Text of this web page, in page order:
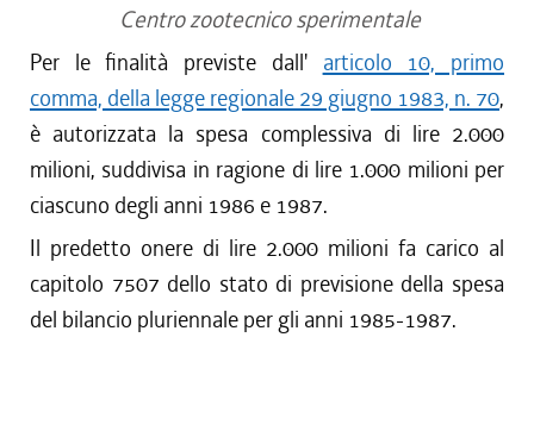
Centro zootecnico sperimentale
Per le finalità previste dall' articolo 10, primo
comma, della legge regionale 29 giugno 1983, n. 70,
è autorizzata la spesa complessiva di lire 2.000
milioni, suddivisa in ragione di lire 1.000 milioni per
ciascuno degli anni 1986 e 1987.
Il predetto onere di lire 2.000 milioni fa carico al
capitolo 7507 dello stato di previsione della spesa
del bilancio pluriennale per gli anni 1985-1987.